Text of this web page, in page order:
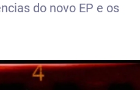
do novo EP e os